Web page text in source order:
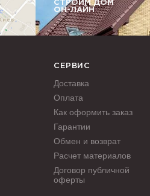
СТРОИМ ДОМ
ОН-ЛАЙН
СЕРВИС
Доставка
Оплата
Как оформить заказ
Гарантии
Обмен и возврат
Расчет материалов
Договор публичной
оферты